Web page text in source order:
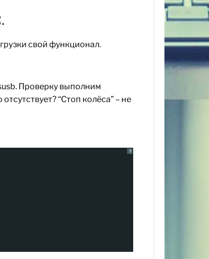
свой функционал.
Проверку выполним
“Стоп колёса” – не
?